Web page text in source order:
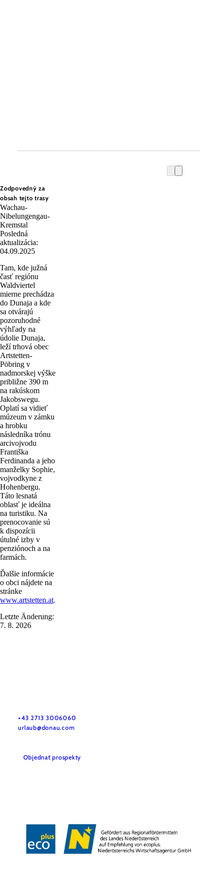
Zodpovedný za
obsah tejto trasy
Wachau-
Nibelungengau-
Kremstal
Posledná
aktualizácia:
04.09.2025
Tam, kde južná
časť regiónu
Waldviertel
mierne prechádza
do Dunaja a kde
sa otvárajú
pozoruhodné
výhľady na
údolie Dunaja,
leží trhová obec
Artstetten-
Pöbring v
nadmorskej výške
približne 390 m
na rakúskom
Jakobswegu.
Oplatí sa vidieť
múzeum v zámku
a hrobku
následníka trónu
arcivojvodu
Františka
Ferdinanda a jeho
manželky Sophie,
vojvodkyne z
Hohenbergu.
Táto lesnatá
oblasť je ideálna
na turistiku. Na
prenocovanie sú
k dispozícii
útulné izby v
penziónoch a na
farmách.
Ďalšie informácie
o obci nájdete na
stránke
www.artstetten.at.
Letzte Änderung:
7. 8. 2026
+43 2713 3006060
urlaub@donau.com
Objednať prospekty